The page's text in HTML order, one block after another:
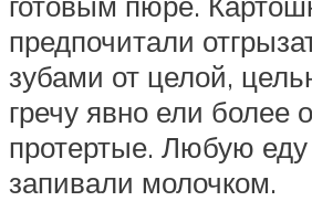
предпочитали
зубами от целой,
гречу явно ели более
протертые. Любую еду
запивали молочком.